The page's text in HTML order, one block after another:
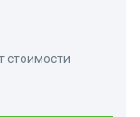
стоимости